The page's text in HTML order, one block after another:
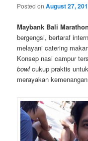
Posted onAugust 27,
Maybank Bali Marathon
bergengsi, bertaraf
melayani catering
Konsep nasi campur
bowlcukup praktis
merayakan